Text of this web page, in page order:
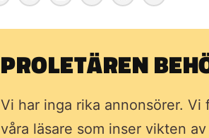
PROLETÄREN
Vi har inga rika annonsörer.
våra läsare som inser vikten